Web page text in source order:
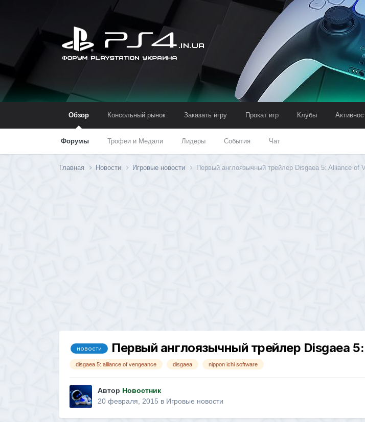
Обзор
Форумы Трофеи и Медали Лидеры События Чат
Консольный рынок Заказать игру Прокат игр Клубы
Главная Новости Игровые новости Первый англоязычный трейлер Disgaea 5: Alliance of
новости Первый англоязычный трейлер Disgaea
disgaea 5: alliance of vengeance disgaea nippon ichi software
Автор Новостник
20 февраля, 2015 в Игровые новости